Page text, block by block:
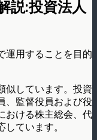
説:投資法人
運用することを目的
似しています。投資
、監督役員および役
おける株主総会、代
ています。